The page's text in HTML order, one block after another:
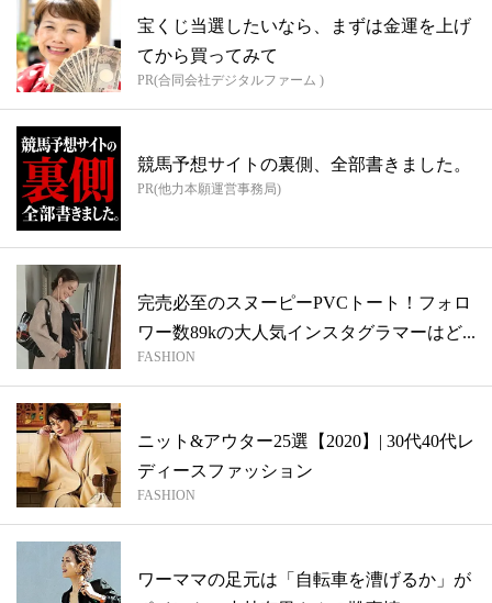
宝くじ当選したいなら、まずは金運を上げ
てから買ってみて
PR(合同会社デジタルファーム )
競馬予想サイトの裏側、全部書きました。
PR(他力本願運営事務局)
完売必至のスヌーピーPVCトート！フォロ
ワー数89kの大人気インスタグラマーはど...
FASHION
ニット&アウター25選【2020】| 30代40代レ
ディースファッション
FASHION
ワーママの足元は「自転車を漕げるか」が